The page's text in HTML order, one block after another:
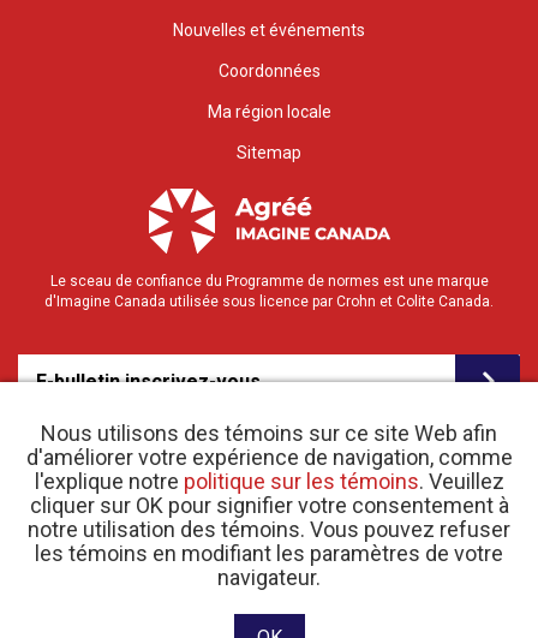
Nous utilisons des témoins sur ce site Web afin
d'améliorer votre expérience de navigation, comme
l'explique notre politique sur les témoins. Veuillez
cliquer sur OK pour signifier votre consentement à
notre utilisation des témoins. Vous pouvez refuser
les témoins en modifiant les paramètres de votre
navigateur.
Nouvelles et événements
Coordonnées
Ma région locale
Sitemap
Le sceau de confiance du Programme de normes est une marque
d'Imagine Canada utilisée sous licence par Crohn et Colite Canada.
E-bulletin inscrivez-vous
© 2026 Crohn et Colite Canada |Politique de confidentialité
d’organisme de bienfaisance 11883 1486 RR 0001
Site web conçu et développé par raisin Software.